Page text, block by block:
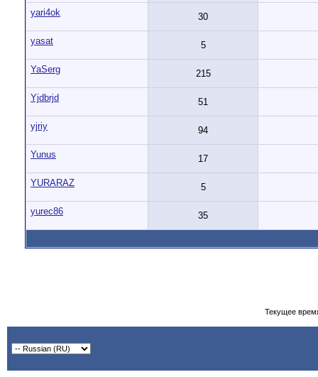
yari4ok 30
yasat 5
YaSerg 215
Yjdbrjd 51
yjriy 94
Yunus 17
YURARAZ 5
yurec86 35
Текущее